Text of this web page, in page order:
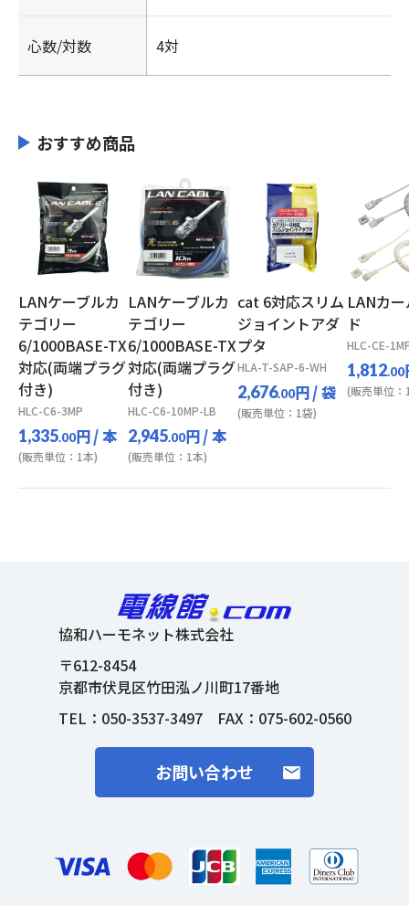
心数/対数 4対
おすすめ商品
LANケーブルカ
テゴリー
6/1000BASE-TX
対応(両端プラグ
付き)
HLC-C6-3MP
1,335.00円/ 本
(販売単位：1本)
LANケーブルカ
テゴリー
6/1000BASE-TX
対応(両端プラグ
付き)
HLC-C6-10MP-LB
2,945.00円/ 本
(販売単位：1本)
cat 6対応スリム
ジョイントアダ
プタ
HLA-T-SAP-6-WH
2,676.00円/ 袋
(販売単位：1袋)
LANカ
ド
HLC-CE-
1,812.00
(販売単位：
協和ハーモネット株式会社
〒612-8454
京都市伏見区竹田泓ノ川町17番地
TEL： 050-3537-3497FAX：075-602-0560
お問い合わせ